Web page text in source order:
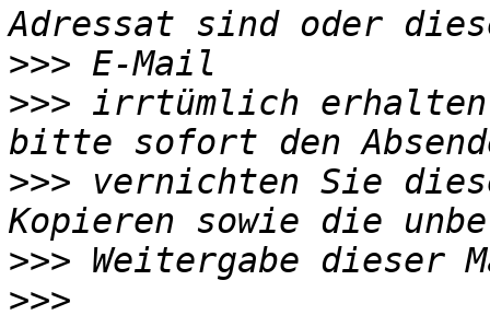
>>>
>>> irrtümlich erhalten
>>> vernichten Sie
>>>
>>>